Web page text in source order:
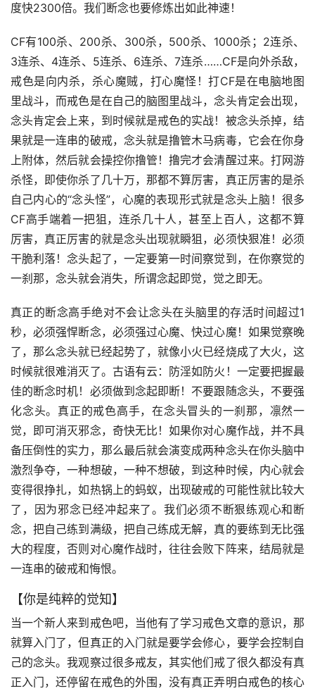
度快2300倍。我们断念也要修炼出如此神速！
CF有100杀、200杀、300杀，500杀、1000杀；2连杀、
3连杀、4连杀、5连杀、6连杀、7连杀……CF是向外杀敌，
戒色是向内杀，杀心魔贼，打心魔怪！打CF是在电脑地图
里战斗，而戒色是在自己的脑图里战斗，念头肯定会出现，
念头肯定会上来，到时候就是戒色的实战！被念头杀掉，结
果就是一连串的破戒，念头就是撸管木马病毒，它会在你身
上附体，然后就会操控你撸管！撸完才会清醒过来。打网游
杀怪，即使你杀了几十万，那都不算厉害，真正厉害的是杀
自己内心的“念头怪”，心魔的表现形式就是念头上脑！很多
CF高手端着一把狙，连杀几十人，甚至上百人，这都不算
厉害，真正厉害的就是念头出现就瞬狙，必须快狠准！必须
干脆利落！念头起了，一定要第一时间察觉到，在你察觉的
一刹那，念头就会消失，所谓念起即觉，觉之即无。
真正的断念高手绝对不会让念头在头脑里的存活时间超过1
秒，必须强悍断念，必须强过心魔、快过心魔！如果觉察晚
了，那么念头就已经起势了，就像小火已经烧成了大火，这
时候就很难消灭了。古语有云：防淫如防火！一定要把握最
佳的断念时机！必须做到念起即断！不要跟随念头，不要强
化念头。真正的戒色高手，在念头冒头的一刹那，凛然一
觉，即可消灭邪念，奇快无比！如果你对心魔作战，并不具
备压倒性的实力，那么最后就会演变成两种念头在你头脑中
激烈争夺，一种想破，一种不想破，到这种时候，内心就会
变得很挣扎，如热锅上的蚂蚁，出现破戒的可能性就比较大
了，因为邪念已经冲起来了。我们必须不断狠练观心和断
念，把自己练到满级，把自己练成无解，真的要练到无比强
大的程度，否则对心魔作战时，往往会败下阵来，结局就是
一连串的破戒和悔恨。
【你是纯粹的觉知】
当一个新人来到戒色吧，当他有了学习戒色文章的意识，那
就算入门了，但真正的入门就是要学会修心，要学会控制自
己的念头。我观察过很多戒友，其实他们戒了很久都没有真
正入门，还停留在戒色的外围，没有真正弄明白戒色的核心